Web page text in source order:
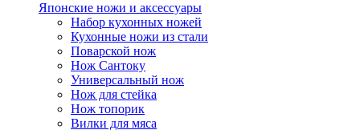
Японские ножи и аксессуары
Набор кухонных ножей
Кухонные ножи из стали
Поварской нож
Нож Сантоку
Универсальный нож
Нож для стейка
Нож топорик
Вилки для мяса